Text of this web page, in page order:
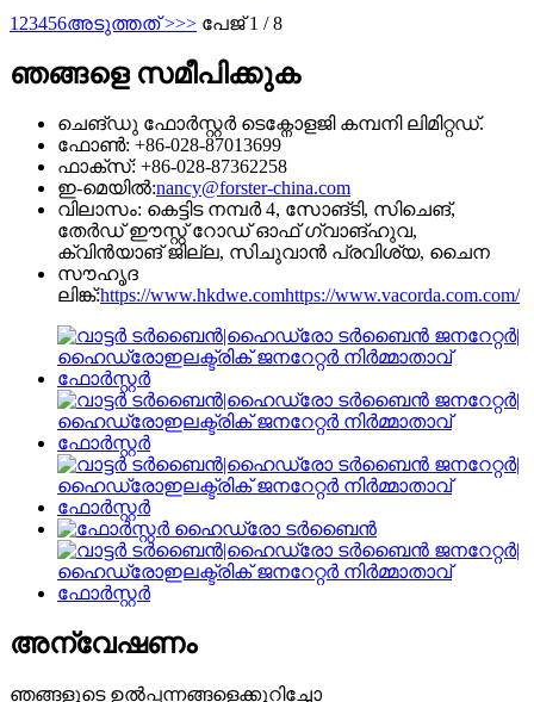
1 23456അടുത്തത് >>> പേജ് 1 / 8
ഞങ്ങളെ സമീപിക്കുക
ചെങ്ഡു ഫോർസ്റ്റർ ടെക്നോളജി കമ്പനി ലിമിറ്റഡ്.
ഫോൺ: +86-028-87013699
ഫാക്സ്: +86-028-87362258
ഇ-മെയിൽ:nancy@forster-china.com
വിലാസം: കെട്ടിട നമ്പർ 4, സോങ്‌ടി, സിചെങ്,
തേർഡ് ഈസ്റ്റ് റോഡ് ഓഫ് ഗ്വാങ്‌ഹുവ,
ക്വിൻ‌യാങ് ജില്ല, സിചുവാൻ പ്രവിശ്യ, ചൈന
സൗഹൃദ
ലിങ്ക്:https://www.hkdwe.comhttps://www.vacorda.com.com/
അന്വേഷണം
ഞങ്ങളുടെ ഉൽപ്പന്നങ്ങളെക്കുറിച്ചോ